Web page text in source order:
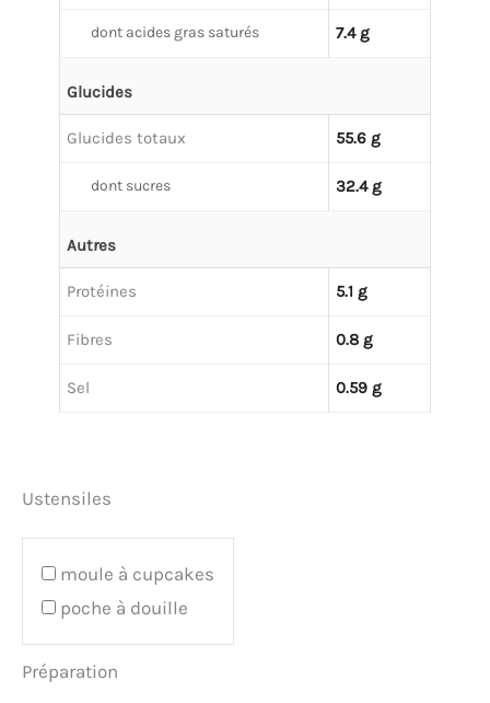
dont acides gras saturés 7.4 g
Glucides
Glucides totaux 55.6 g
dont sucres 32.4 g
Autres
Protéines 5.1 g
Fibres 0.8 g
Sel 0.59 g
Ustensiles
moule à cupcakes
poche à douille
Préparation